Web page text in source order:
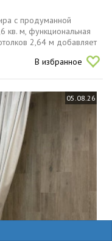
с продуманной
кв. м, функциональная
2,64 м добавляет
ремонт из...
В избранное
05.08.26